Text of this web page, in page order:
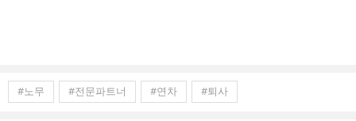
#노무 #전문파트너 #연차 #퇴사